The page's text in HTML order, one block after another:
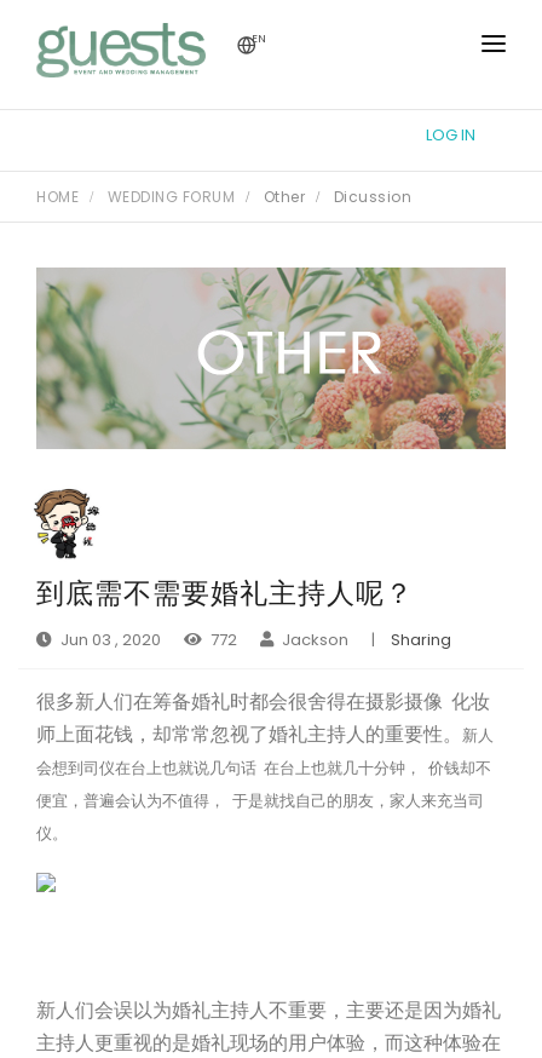
EN
THEME DESIGN
REGISTRY
LOG IN
HOME WEDDING FORUM Other Dicussion
到底需不需要婚礼主持人呢？
Jun 03 , 2020 772 Jackson | Sharing
很多新人们在筹备婚礼时都会很舍得在摄影摄像 化妆
师上面花钱，却常常忽视了婚礼主持人的重要性。 新人
会想到司仪在台上也就说几句话 在台上也就几十分钟， 价钱却不
便宜，普遍会认为不值得， 于是就找自己的朋友，家人来充当司
仪。
新人们会误以为婚礼主持人不重要，主要还是因为婚礼
主持人更重视的是婚礼现场的用户体验，而这种体验在